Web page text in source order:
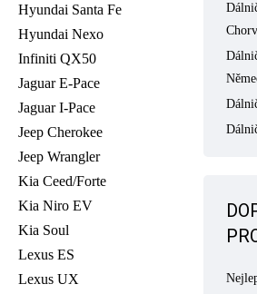
Hyundai Santa Fe
Hyundai Nexo
Infiniti QX50
Jaguar E-Pace
Jaguar I-Pace
Jeep Cherokee
Jeep Wrangler
Kia Ceed/Forte
Kia Niro EV
Kia Soul
Lexus ES
Lexus UX